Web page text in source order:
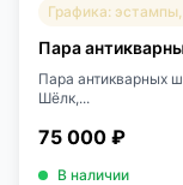
Графика:
Пара
Пара антикварных
Шёлк,...
75 000 ₽
В наличии